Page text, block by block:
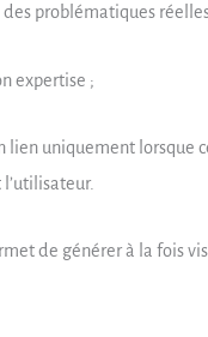
problématiques
expertise ;
lien uniquement lorsque
de générer à la fois